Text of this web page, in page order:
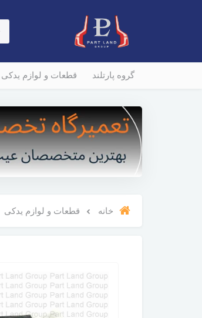
گروه پارتلند قطعات و لوازم یدکی
خانه قطعات و لوازم یدکی